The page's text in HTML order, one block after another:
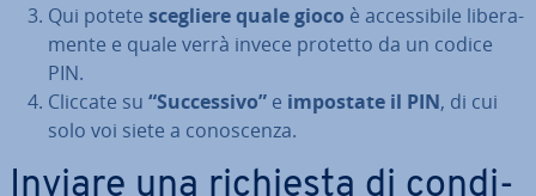
Qui potete scegliere quale gioco è ac­ces­si­bi­le li­be­ra­
men­te e quale verrà invece protetto da un codice
PIN.
Cliccate su “Suc­ces­si­vo” e impostate il PIN, di cui
solo voi siete a co­no­scen­za.
Inviare una richiesta di con­di­